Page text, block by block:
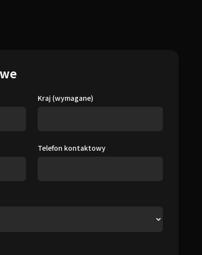
Kraj (wymagane)
Telefon kontaktowy